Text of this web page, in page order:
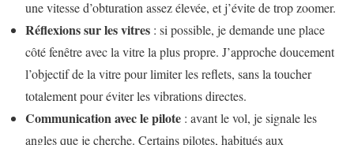
une vitesse d’obturation assez élevée, et j’évite de trop zoomer.
Réflexions sur les vitres : si possible, je demande une place
côté fenêtre avec la vitre la plus propre. J’approche doucement
l’objectif de la vitre pour limiter les reflets, sans la toucher
totalement pour éviter les vibrations directes.
Communication avec le pilote : avant le vol, je signale les
angles que je cherche. Certains pilotes, habitués aux